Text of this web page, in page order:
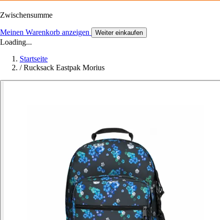
Zwischensumme
Meinen Warenkorb anzeigen Weiter einkaufen
Loading...
Startseite
/ Rucksack Eastpak Morius